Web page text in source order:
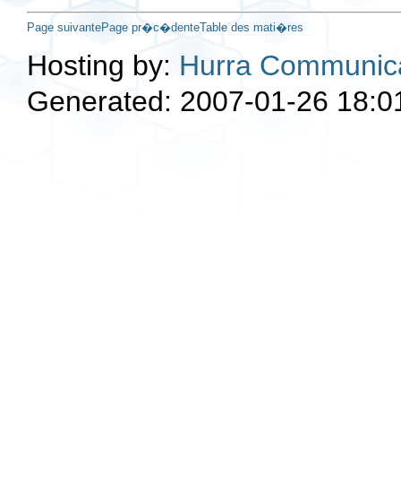
Page suivantePage pr�c�denteTable des mati�res
Hosting by: Hurra
Generated: 2007-01-26